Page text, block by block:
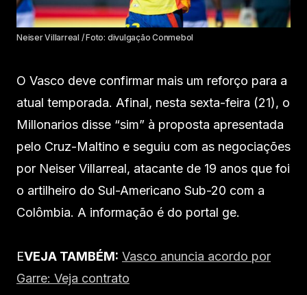
Neiser Villarreal / Foto: divulgação Conmebol
O Vasco deve confirmar mais um reforço para a
atual temporada. Afinal, nesta sexta-feira (21), o
Millonarios disse “sim” à proposta apresentada
pelo Cruz-Maltino e seguiu com as negociações
por Neiser Villarreal, atacante de 19 anos que foi
o artilheiro do Sul-Americano Sub-20 com a
Colômbia. A informação é do portal ge.
EVEJA TAMBÉM: Vasco anuncia acordo por
Garre: Veja contrato